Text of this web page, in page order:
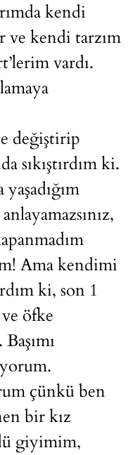
kendi
ve kendi tarzım
vardı.
değiştirip
sıkıştırdım ki.
Ama kendimi
ki, son 1
öfke
çünkü ben
bir kız
giyimim,